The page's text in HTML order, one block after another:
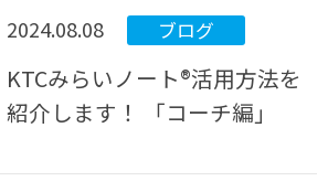
2024.08.08 ブログ
KTCみらいノート®活用方法を
紹介します！ 「コーチ編」